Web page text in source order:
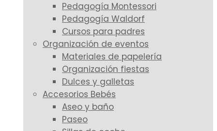
Pedagogía Montessori
Pedagogía Waldorf
Cursos para padres
Organización de eventos
Materiales de papelería
Organización fiestas
Dulces y galletas
Accesorios Bebés
Aseo y baño
Paseo